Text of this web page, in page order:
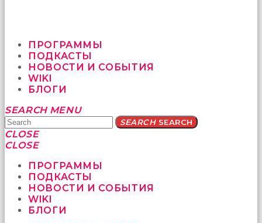
ПРОГРАММЫ
ПОДКАСТЫ
НОВОСТИ И СОБЫТИЯ
WIKI
БЛОГИ
Yatağa
bile
geçmeye
fırsat
sikici
kocalar
güzel
karıları
SEARCH MENU
SEARCHSEARCH
CLOSE
CLOSE
ПРОГРАММЫ
ПОДКАСТЫ
НОВОСТИ И СОБЫТИЯ
WIKI
БЛОГИ